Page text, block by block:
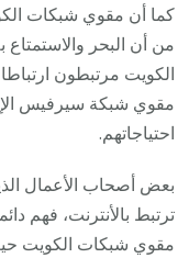
كما أن مقوي شبكات
من أن البحر
الكويت مرتبطون ارتباطا
مقوي شبكة سيرفيس
احتياجاتهم.
بعض أصحاب الأعمال
ترتبط بالأنترنت، فهم
مقوي شبكات الكويت